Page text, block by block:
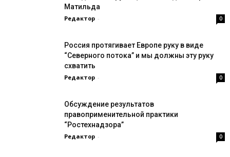
Матильда
Редактор - 0
Россия протягивает Европе руку в виде
“Северного потока” и мы должны эту руку
схватить
Редактор - 0
Обсуждение результатов
правоприменительной практики
“Ростехнадзора”
Редактор - 0